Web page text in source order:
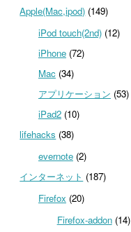
Apple(Mac,ipod) (149)
iPod touch(2nd)(12)
iPhone(72)
Mac(34)
アプリケーション (53)
iPad2(10)
lifehacks (38)
evernote(2)
インターネット (187)
Firefox (20)
Firefox-addon(14)